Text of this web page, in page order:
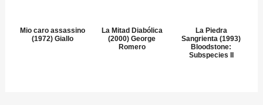
Mio caro assassino
(1972) Giallo
La Mitad Diabólica
(2000) George
Romero
La Piedra
Sangrienta (1993)
Bloodstone:
Subspecies II